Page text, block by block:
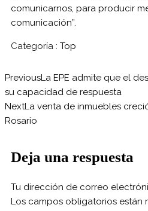
comunicarnos, para producir
comunicación”.
Categoría : Top
PreviousLa EPE admite que el
su capacidad de respuesta
NextLa venta de inmuebles
Rosario
Deja una respuesta
Tu dirección de correo
Los campos obligatorios están